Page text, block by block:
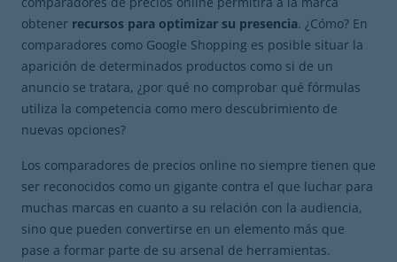
obtener recursos para optimizar su presencia. ¿Cómo? En
comparadores como Google Shopping es posible situar la
aparición de determinados productos como si de un
anuncio se tratara, ¿por qué no comprobar qué fórmulas
utiliza la competencia como mero descubrimiento de
nuevas opciones?
Los comparadores de precios online no siempre tienen que
ser reconocidos como un gigante contra el que luchar para
muchas marcas en cuanto a su relación con la audiencia,
sino que pueden convertirse en un elemento más que
pase a formar parte de su arsenal de herramientas.